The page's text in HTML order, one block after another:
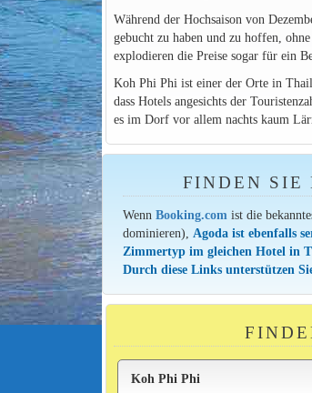
Während der Hochsaison von
gebucht zu haben und zu hoffen,
explodieren die Preise sogar für ein
Koh Phi Phi ist einer der Orte in
dass Hotels angesichts der
es im Dorf vor allem nachts kaum
FINDEN SIE
WennBooking.comist die
dominieren), Agoda ist ebenfalls
Zimmertyp im gleichen Hotel in
Durch diese Links unterstützen